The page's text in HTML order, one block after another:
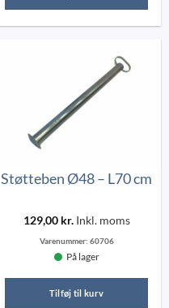
Støtteben Ø48 – L70 cm
129,00 kr.Inkl. moms
Varenummer: 60706
På lager
Tilføj til kurv